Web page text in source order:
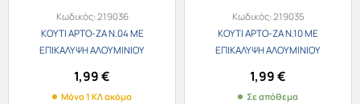
Κωδικός:219036
ΚΟΥΤΙ ΑΡΤΟ-ΖΑ Ν.04 ΜΕ
ΕΠΙΚΑΛΥΨΗ ΑΛΟΥΜΙΝΙΟΥ
περίπου)
1,99€
Μόνο 1 ΚΛ ακόμα
Κωδικός:219035
ΚΟΥΤΙ ΑΡΤΟ-ΖΑ Ν.10 ΜΕ
ΕΠΙΚΑΛΥΨΗ ΑΛΟΥΜΙΝΙΟΥ
περίπου)
1,99€
Σε απόθεμα